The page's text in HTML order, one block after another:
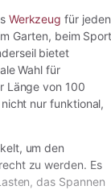
Werkzeug für
Garten, beim
bietet
Wahl für
Länge von 100
nur funktional,
um den
zu werden. Es
das Spannen